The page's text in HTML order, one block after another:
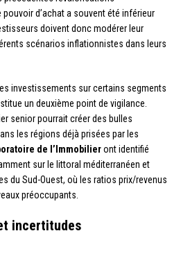
d’achat a souvent été inférieur
doivent donc modérer leur
scénarios inflationnistes dans leurs
investissements sur certains segments
un deuxième point de vigilance.
senior pourrait créer des bulles
les régions déjà prisées par les
de l’Immobilieront identifié
sur le littoral méditerranéen et
du Sud-Ouest, où les ratios prix/revenus
préoccupants.
incertitudes